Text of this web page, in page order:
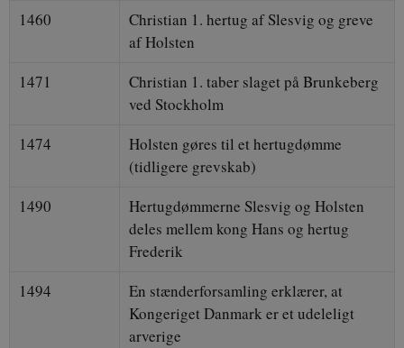
1460
Christian 1. hertug af Slesvig og greve
af Holsten
1471
Christian 1. taber slaget på Brunkeberg
ved Stockholm
1474
Holsten gøres til et hertugdømme
(tidligere grevskab)
1490
Hertugdømmerne Slesvig og Holsten
deles mellem kong Hans og hertug
Frederik
1494
En stænderforsamling erklærer, at
Kongeriget Danmark er et udeleligt
arverige